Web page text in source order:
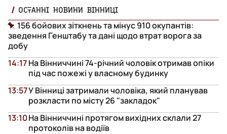
ОСТАННІ НОВИНИ ВІННИЦІ
156 бойових зіткнень та мінус 910 окупантів:
зведення Генштабу та дані щодо втрат ворога за
добу
На Вінниччині 74-річний чоловік отримав опіки
під час пожежі у власному будинку
14:17
У Вінниці затримали чоловіка, який планував
розкласти по місту 26 "закладок"
13:57
На Вінниччині протягом вихідних склали 27
протоколів на водіїв
13:10